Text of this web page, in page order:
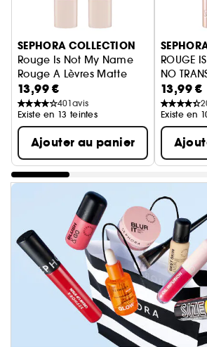
Ignorer le carrousel produits
SEPHORA COLLECTION
Rouge Is Not My Name
Rouge A Lèvres Matte
13,99 €
401avis
Existe en 13 teintes
Ajouter au panier
ROUGE
NO
Rouge à
13,99 €
Existe en